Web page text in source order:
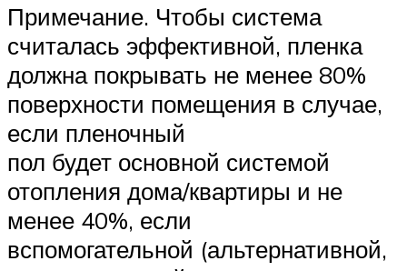
Примечание. Чтобы система
считалась эффективной, пленка
должна покрывать не менее 80%
поверхности помещения в случае,
если пленочный
пол будет основной системой
отопления дома/квартиры и не
менее 40%, если
вспомогательной (альтернативной,